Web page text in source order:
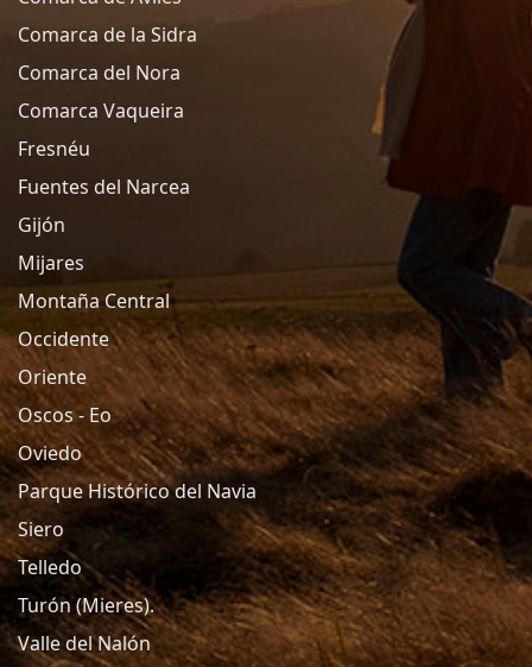
Comarca de la Sidra
Comarca del Nora
Comarca Vaqueira
Fresnéu
Fuentes del Narcea
Gijón
Mijares
Montaña Central
Occidente
Oriente
Oscos - Eo
Oviedo
Parque Histórico del Navia
Siero
Telledo
Turón (Mieres).
Valle del Nalón